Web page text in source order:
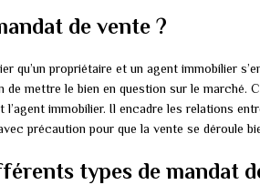
de vente ?
qu’un propriétaire et un agent immobilier
de mettre le bien en question sur le marché.
immobilier. Il encadre les relations
précaution pour que la vente se déroule
types de mandat